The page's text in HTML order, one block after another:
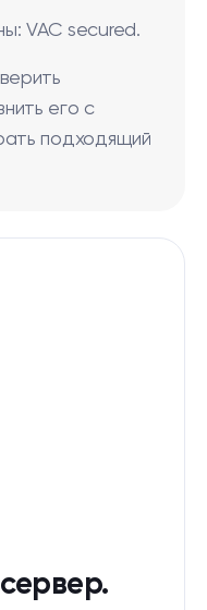
VAC secured.
его с
подходящий